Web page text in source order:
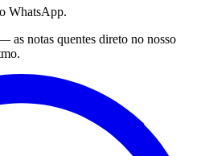
WhatsApp.
as notas quentes direto no nosso